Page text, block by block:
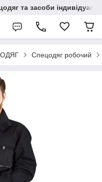
та засоби
Спецодяг робочий